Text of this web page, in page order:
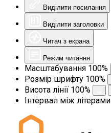
Виділити посилання
Виділити заголовки
Читач з екрана
Режим читання
Масштабування 100%
Розмір шрифту 100%
Висота лінії 100%
Інтервал між літерами